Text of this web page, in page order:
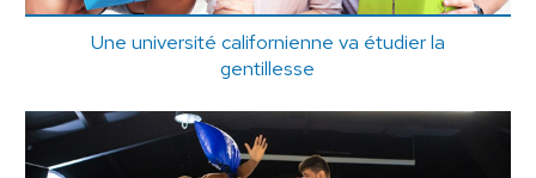
Une université californienne va étudier la
gentillesse